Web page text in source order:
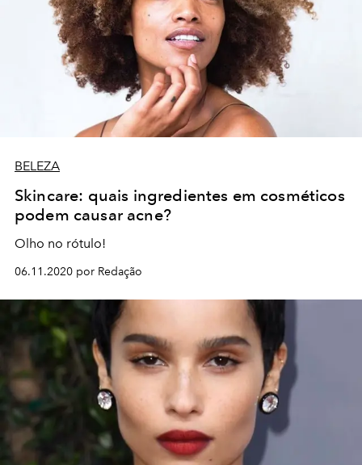
BELEZA
Skincare: quais ingredientes em cosméticos
podem causar acne?
Olho no rótulo!
06.11.2020 por Redação